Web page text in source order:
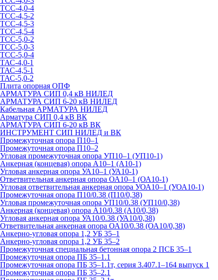
ТСС-4,0-4
ТСС-4,5-2
ТСС-4,5-3
ТСС-4,5-4
ТСС-5,0-2
ТСС-5,0-3
ТСС-5,0-4
ТАС-4,0-1
ТАС-4,5-1
ТАС-5,0-2
Плита опорная ОПФ
АРМАТУРА СИП 0,4 кВ НИЛЕД
АРМАТУРА СИП 6-20 кВ НИЛЕД
Кабельная АРМАТУРА НИЛЕД
Арматура СИП 0,4 кВ ВК
АРМАТУРА СИП 6-20 кВ ВК
ИНСТРУМЕНТ СИП НИЛЕД и ВК
Промежуточная опора П10–1
Промежуточная опора П10–2
Угловая промежуточная опора УП10–1 (УП10-1)
Анкерная (концевая) опора А10–1 (А10-1)
Угловая анкерная опора УА10–1 (УА10-1)
Ответвительная анкерная опора ОА10–1 (ОА10-1)
Угловая ответвительная анкерная опора УОА10–1 (УОА10-1)
Промежуточная опора П10/0.38 (П10/0,38)
Угловая промежуточная опора УП10/0.38 (УП10/0,38)
Анкерная (концевая) опора А10/0.38 (А10/0,38)
Угловая анкерная опора УА10/0.38 (УА10/0,38)
Ответвительная анкерная опора ОА10/0.38 (ОА10/0,38)
Анкерно-угловая опора 1,2 УБ 35–1
Анкерно-угловая опора 1,2 УБ 35–2
Промежуточная специальная бетонная опора 2 ПСБ 35–1
Промежуточная опора ПБ 35–1.1
Промежуточная опора ПБ 35–1.1т, серия 3.407.1–164 выпуск 1
Промежуточная опора ПБ 35–2.1